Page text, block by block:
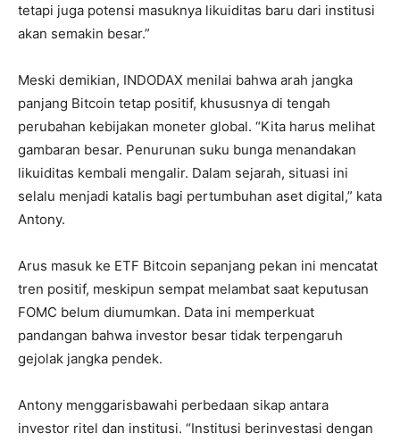
tetapi juga potensi masuknya likuiditas baru dari institusi
akan semakin besar.”
Meski demikian, INDODAX menilai bahwa arah jangka
panjang Bitcoin tetap positif, khususnya di tengah
perubahan kebijakan moneter global. “Kita harus melihat
gambaran besar. Penurunan suku bunga menandakan
likuiditas kembali mengalir. Dalam sejarah, situasi ini
selalu menjadi katalis bagi pertumbuhan aset digital,” kata
Antony.
Arus masuk ke ETF Bitcoin sepanjang pekan ini mencatat
tren positif, meskipun sempat melambat saat keputusan
FOMC belum diumumkan. Data ini memperkuat
pandangan bahwa investor besar tidak terpengaruh
gejolak jangka pendek.
Antony menggarisbawahi perbedaan sikap antara
investor ritel dan institusi. “Institusi berinvestasi dengan